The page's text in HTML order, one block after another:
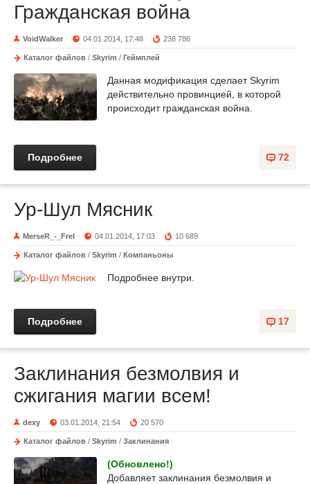
Гражданская война
VoidWalker 04.01.2014, 17:48 238 786
Каталог файлов / Skyrim / Геймплей
Данная модификация сделает Skyrim
действительно провинцией, в которой
происходит гражданская война.
72
Подробнее
Ур-Шул Мясник
MerseR_-_FreI 04.01.2014, 17:03 10 689
Каталог файлов / Skyrim / Компаньоны
Подробнее внутри.
17
Подробнее
Заклинания безмолвия и
сжигания магии всем!
dexy 03.01.2014, 21:54 20 570
Каталог файлов / Skyrim / Заклинания
(Обновлено!)
Добавляет заклинания безмолвия и